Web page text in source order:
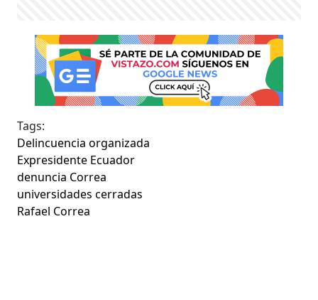
Tags:
Delincuencia organizada
Expresidente Ecuador
denuncia Correa
universidades cerradas
Rafael Correa